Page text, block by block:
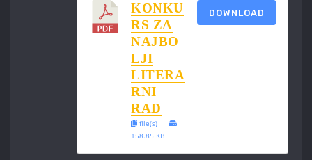
KONKU
RS ZA
NAJBO
LJI
LITERA
RNI
RAD
file(s)
158.85 KB
DOWNLOAD